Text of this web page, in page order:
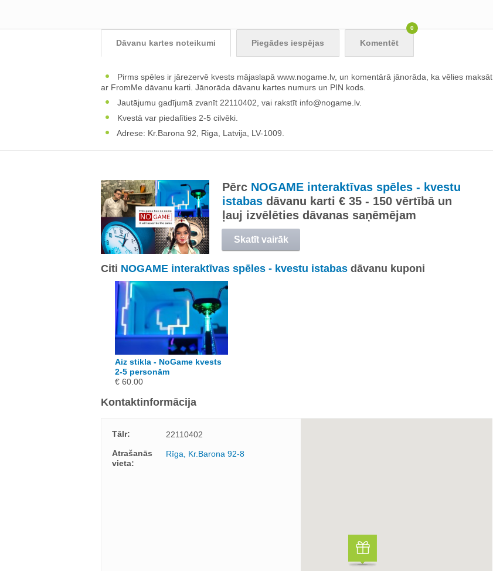
Dāvanu kartes noteikumi Piegādes iespējas Komentēt
0
Pirms spēles ir jārezervē kvests mājaslapā www.nogame.lv, un komentārā jānorāda, ka vēlies maksāt
ar FromMe dāvanu karti. Jānorāda dāvanu kartes numurs un PIN kods.
Jautājumu gadījumā zvanīt 22110402, vai rakstīt info@nogame.lv.
Kvestā var piedalīties 2-5 cilvēki.
Adrese: Kr.Barona 92, Riga, Latvija, LV-1009.
Pērc NOGAME interaktīvas spēles - kvestu
istabas dāvanu karti € 35 - 150 vērtībā un
ļauj izvēlēties dāvanas saņēmējam
Skatīt vairāk
Citi NOGAME interaktīvas spēles - kvestu istabas dāvanu kuponi
Aiz stikla - NoGame kvests
2-5 personām
€ 60.00
Kontaktinformācija
Tālr:
22110402
Atrašanās
vieta:
Rīga, Kr.Barona 92-8